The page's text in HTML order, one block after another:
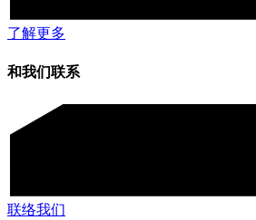
了解更多
和我们联系
联络我们